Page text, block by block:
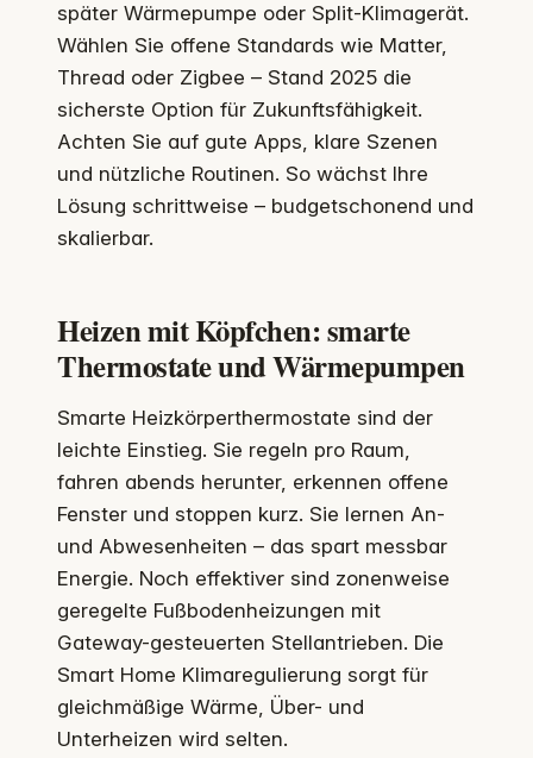
später Wärmepumpe oder Split-Klimagerät.
Wählen Sie offene Standards wie Matter,
Thread oder Zigbee – Stand 2025 die
sicherste Option für Zukunftsfähigkeit.
Achten Sie auf gute Apps, klare Szenen
und nützliche Routinen. So wächst Ihre
Lösung schrittweise – budgetschonend und
skalierbar.
Heizen mit Köpfchen: smarte
Thermostate und Wärmepumpen
Smarte Heizkörperthermostate sind der
leichte Einstieg. Sie regeln pro Raum,
fahren abends herunter, erkennen offene
Fenster und stoppen kurz. Sie lernen An-
und Abwesenheiten – das spart messbar
Energie. Noch effektiver sind zonenweise
geregelte Fußbodenheizungen mit
Gateway-gesteuerten Stellantrieben. Die
Smart Home Klimaregulierung sorgt für
gleichmäßige Wärme, Über- und
Unterheizen wird selten.